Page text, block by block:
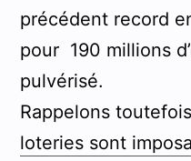
précédent record
pour 190 millions
pulvérisé.
Rappelons
loteries sont